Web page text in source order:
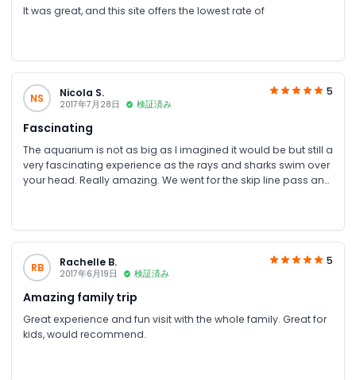
It was great, and this site offers the lowest rate of
NS Nicola S.
2017年7月28日 検証済み
5
Fascinating
The aquarium is not as big as I imagined it would be but still a
very fascinating experience as the rays and sharks swim over
your head. Really amazing. We went for the skip line pass and
of that blew me away. All in all kids and parents will enjoy their
visit. The only thing the photographs taken by the venue
photographers are way too expensive and yet make the
perfect memory, but be prepared to pay a fair bit for them
RB Rachelle B.
2017年6月19日 検証済み
5
Amazing family trip
Great experience and fun visit with the whole family. Great for
kids, would recommend.